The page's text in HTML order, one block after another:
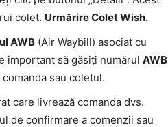
colet. Urmărire Colet Wish.
AWB (Air Waybill) asociat cu
important să găsiți numărul AWB
sau coletul.
care livrează comanda dvs.
de confirmare a comenzii sau